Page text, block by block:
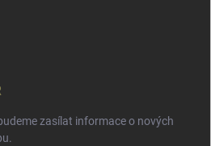
zasílat informace o nových